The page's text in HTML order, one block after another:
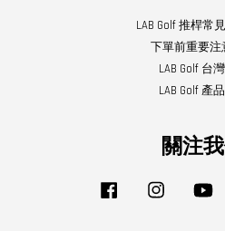
LAB Golf 推桿常
下單前重要注
LAB Golf 台
LAB Golf 產
關注
Facebook Instagram